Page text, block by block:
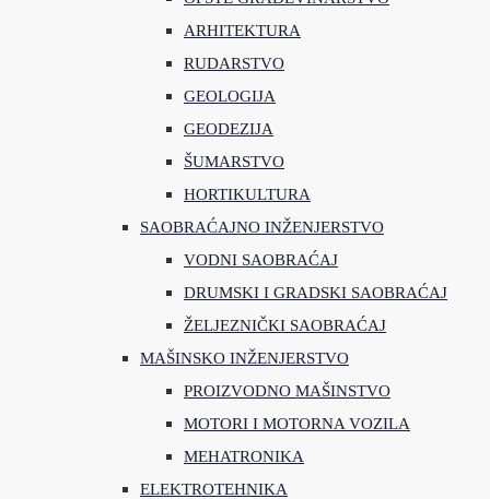
ARHITEKTURA
RUDARSTVO
GEOLOGIJA
GEODEZIJA
ŠUMARSTVO
HORTIKULTURA
SAOBRAĆAJNO INŽENJERSTVO
VODNI SAOBRAĆAJ
DRUMSKI I GRADSKI SAOBRAĆAJ
ŽELJEZNIČKI SAOBRAĆAJ
MAŠINSKO INŽENJERSTVO
PROIZVODNO MAŠINSTVO
MOTORI I MOTORNA VOZILA
MEHATRONIKA
ELEKTROTEHNIKA